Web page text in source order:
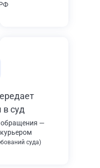
суд
обращения —
суда)